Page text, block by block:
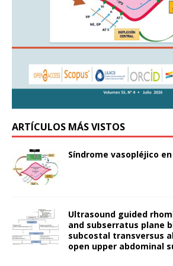
ARTÍCULOS MÁS VISTOS
Síndrome vasopléjico
Ultrasound guided
and subserratus plane
subcostal transversus
open upper abdominal